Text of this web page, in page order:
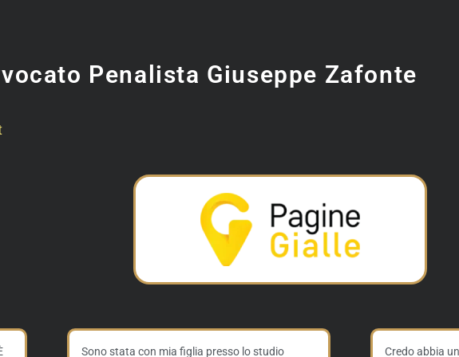
Penalista Giuseppe Zafonte
Sono stata con mia figlia presso lo studio Credo abbia